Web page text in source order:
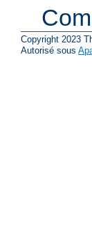
Copyright 2023
Autorisé sous